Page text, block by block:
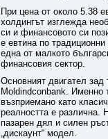
При цена от около 5.38
холдингът изглежда
си и финансовото си
е евтина по
една от малкото
финансовия сектор.
Основният двигател
Moldindconbank. Именно
възприемано като
реалността е различна.
пазарен дял и силен
„дискаунт“ модел.